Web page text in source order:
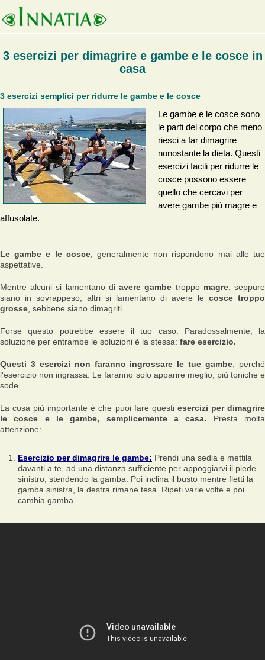
3 esercizi per dimagrire e gambe e le cosce in
casa
3 esercizi semplici per ridurre le gambe e le cosce
Le gambe e le cosce sono
le parti del corpo che meno
riesci a far dimagrire
nonostante la dieta. Questi
esercizi facili per ridurre le
cosce possono essere
quello che cercavi per
avere gambe più magre e
affusolate.
Le gambe e le cosce, generalmente non rispondono mai alle tue
aspettative.
Mentre alcuni si lamentano diavere gambe troppo magre, seppure
siano in sovrappeso, altri si lamentano di avere le cosce troppo
grosse , sebbene siano dimagriti.
Forse questo potrebbe essere il tuo caso. Paradossalmente, la
soluzione per entrambe le soluzioni è la stessa: fare esercizio.
Questi 3 esercizi non faranno ingrossare le tue gambe , perché
l'esercizio non ingrassa. Le faranno solo apparire meglio, più toniche e
sode.
La cosa più importante è che puoi fare questi esercizi per dimagrire
le cosce e le gambe, semplicemente a casa. Presta molta
attenzione:
Esercizio per dimagrire le gambe: Prendi una sedia e mettila
davanti a te, ad una distanza sufficiente per appoggiarvi il piede
sinistro, stendendo la gamba. Poi inclina il busto mentre fletti la
gamba sinistra, la destra rimane tesa. Ripeti varie volte e poi
cambia gamba.